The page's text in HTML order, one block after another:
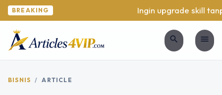
BREAKING Ingin upgrade skill
search menu
BISNIS / ARTICLE